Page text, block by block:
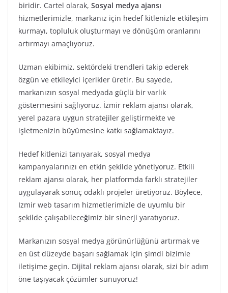
biridir. Cartel olarak, Sosyal medya ajansı
hizmetlerimizle, markanız için hedef kitlenizle etkileşim
kurmayı, topluluk oluşturmayı ve dönüşüm oranlarını
artırmayı amaçlıyoruz.
Uzman ekibimiz, sektördeki trendleri takip ederek
özgün ve etkileyici içerikler üretir. Bu sayede,
markanızın sosyal medyada güçlü bir varlık
göstermesini sağlıyoruz. İzmir reklam ajansı olarak,
yerel pazara uygun stratejiler geliştirmekte ve
işletmenizin büyümesine katkı sağlamaktayız.
Hedef kitlenizi tanıyarak, sosyal medya
kampanyalarınızı en etkin şekilde yönetiyoruz. Etkili
reklam ajansı olarak, her platformda farklı stratejiler
uygulayarak sonuç odaklı projeler üretiyoruz. Böylece,
Izmir web tasarım hizmetlerimizle de uyumlu bir
şekilde çalışabileceğimiz bir sinerji yaratıyoruz.
Markanızın sosyal medya görünürlüğünü artırmak ve
en üst düzeyde başarı sağlamak için şimdi bizimle
iletişime geçin. Dijital reklam ajansı olarak, sizi bir adım
öne taşıyacak çözümler sunuyoruz!